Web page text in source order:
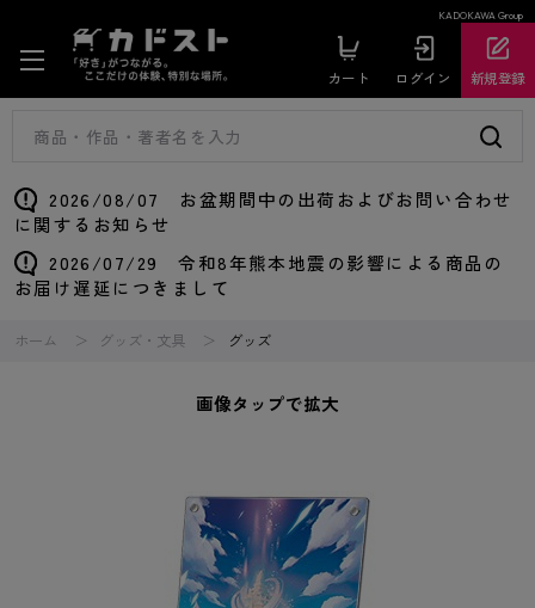
KADOKAWA Group
カート ログイン 新規登録
2026/08/07 お盆期間中の出荷およびお問い合わせ
に関するお知らせ
2026/07/29 令和8年熊本地震の影響による商品の
お届け遅延につきまして
ホーム グッズ・文具 グッズ
画像タップで拡大